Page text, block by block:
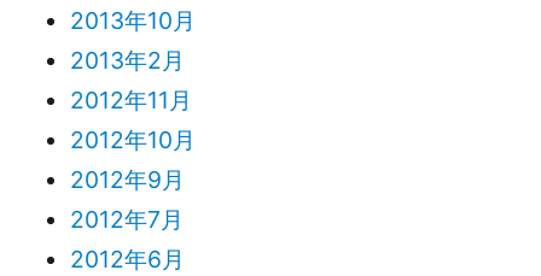
2013年10月
2013年2月
2012年11月
2012年10月
2012年9月
2012年7月
2012年6月